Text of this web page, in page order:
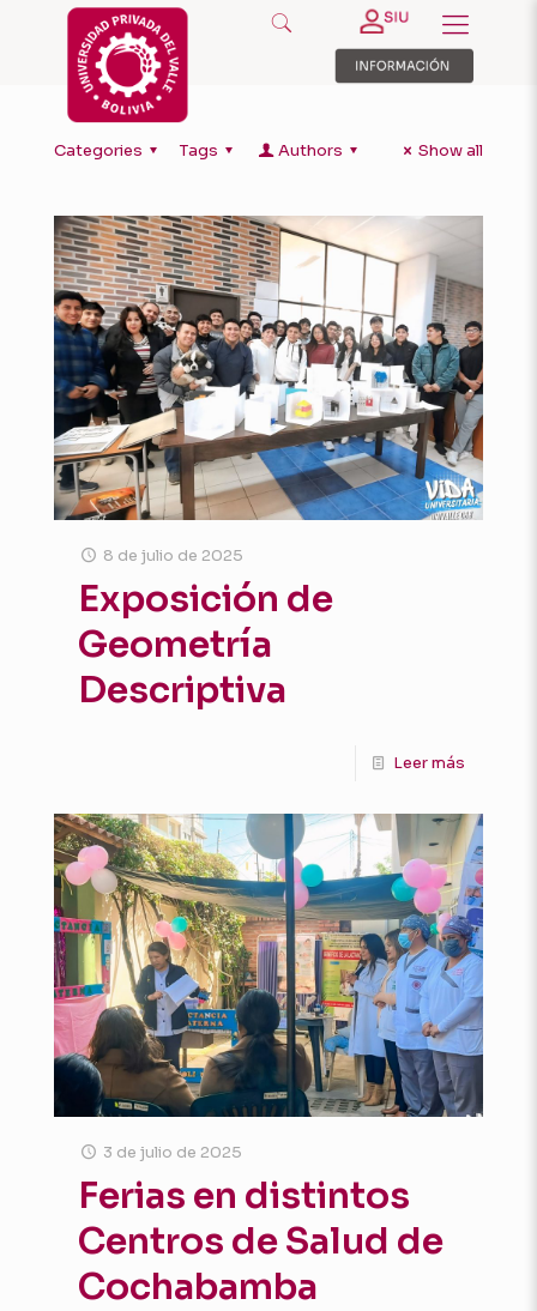
Categories Tags Authors Show all
8 de julio de 2025
Exposición de
Geometría
Descriptiva
Leer más
3 de julio de 2025
Ferias en distintos
Centros de Salud de
Cochabamba